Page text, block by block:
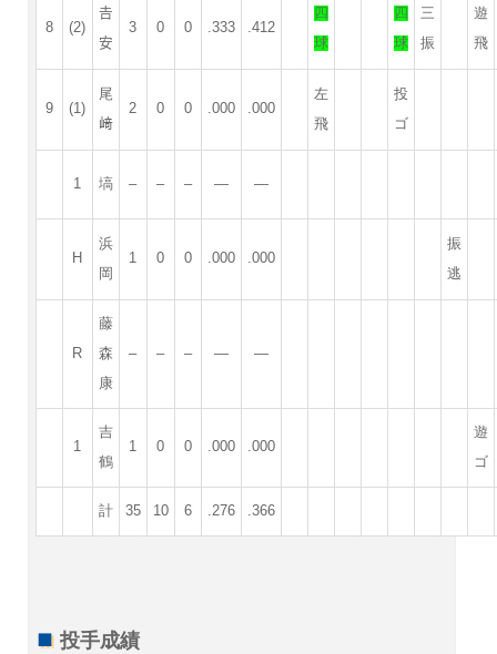
8 (2)
𠮷
安
3 0 0 .333 .412
四
球
四
球
三
振
遊
飛
9 (1)
尾
﨑
2 0 0 .000 .000
左
飛
投
ゴ
1 塙 – – – — —
H
浜
岡
1 0 0 .000 .000
振
逃
R
藤
森
康
– – – — —
1
吉
鶴
1 0 0 .000 .000
遊
ゴ
計 35 10 6 .276 .366
投手成績